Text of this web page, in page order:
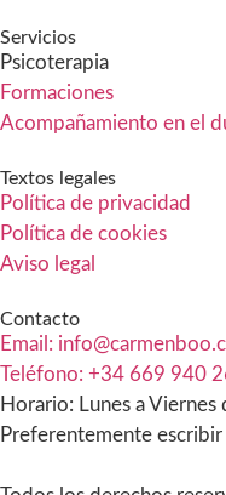
Servicios
Psicoterapia
Formaciones
Acompañamiento en el
Textos legales
Política de privacidad
Política de cookies
Aviso legal
Contacto
Email:
Teléfono: +34 669 940
Horario: Lunes a Viernes
Preferentemente